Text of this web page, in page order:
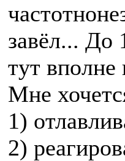
завёл... До
тут
Мне
1)
2)